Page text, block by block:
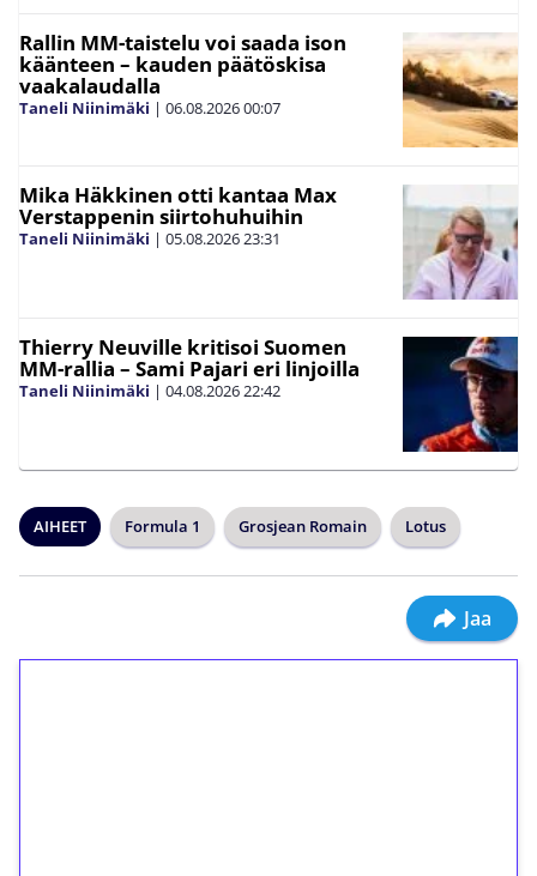
Rallin MM-taistelu voi saada ison
käänteen – kauden päätöskisa
vaakalaudalla
Taneli Niinimäki | 06.08.202600:07
Mika Häkkinen otti kantaa Max
Verstappenin siirtohuhuihin
Taneli Niinimäki | 05.08.202623:31
Thierry Neuville kritisoi Suomen
MM-rallia – Sami Pajari eri linjoilla
Taneli Niinimäki | 04.08.202622:42
AIHEET Formula 1 Grosjean Romain Lotus
Jaa